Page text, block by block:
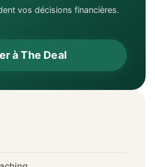
vos décisions financières.
à The Deal